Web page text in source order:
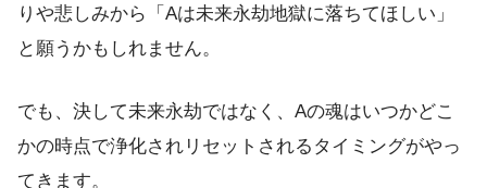
りや悲しみから「Aは未来永劫地獄に落ちてほしい」
と願うかもしれません。
でも、決して未来永劫ではなく、Aの魂はいつかどこ
かの時点で浄化されリセットされるタイミングがやっ
てきます。